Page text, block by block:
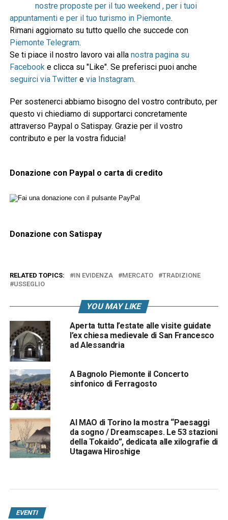
nostre proposte per il tuo weekend , per i tuoi
appuntamenti e per il tuo turismo in Piemonte.
Rimani aggiornato su tutto quello che succede con
Piemonte Telegram.
Se ti piace il nostro lavoro vai alla nostra pagina su
Facebooke clicca su "Like". Se preferisci puoi anche
seguirci via Twittere via Instagram.
Per sostenerci abbiamo bisogno del vostro contributo, per
questo vi chiediamo di supportarci concretamente
attraverso Paypal o Satispay. Grazie per il vostro
contributo e per la vostra fiducia!
Donazione con Paypal o carta di credito
Donazione con Satispay
RELATED TOPICS: IN EVIDENZA MERCATO
TRADIZIONE
USSEGLIO
YOU MAY LIKE
Aperta tutta l’estate alle visite guidate
l’ex chiesa medievale di San Francesco
ad Alessandria
A Bagnolo Piemonte il Concerto
sinfonico di Ferragosto
Al MAO di Torino la mostra “Paesaggi
da sogno / Dreamscapes. Le 53 stazioni
della Tokaido”, dedicata alle xilografie di
Utagawa Hiroshige
EVENTI